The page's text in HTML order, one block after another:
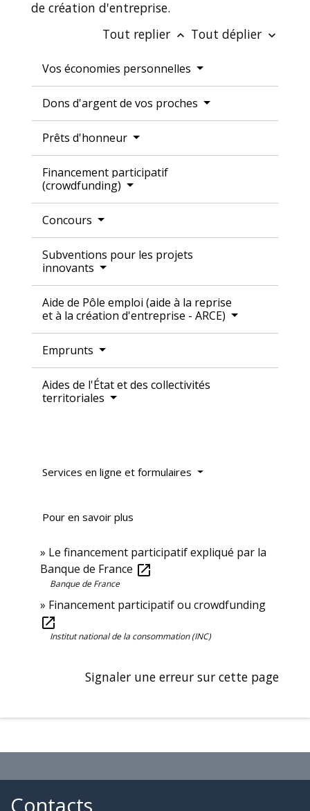
de création d'entreprise.
Tout replier keyboard_arrow_up Tout déplier keyboard_arrow_down
Vos économies personnelles
Dons d'argent de vos proches
Prêts d'honneur
Financement participatif
(crowdfunding)
Concours
Subventions pour les projets
innovants
Aide de Pôle emploi (aide à la reprise
et à la création d'entreprise - ARCE)
Emprunts
Aides de l'État et des collectivités
territoriales
Services en ligne et formulaires
Pour en savoir plus
Le financement participatif expliqué par la
Banque de France open_in_new
Banque de France
Financement participatif ou crowdfunding
open_in_new
Institut national de la consommation (INC)
Signaler une erreur sur cette page
Contacts